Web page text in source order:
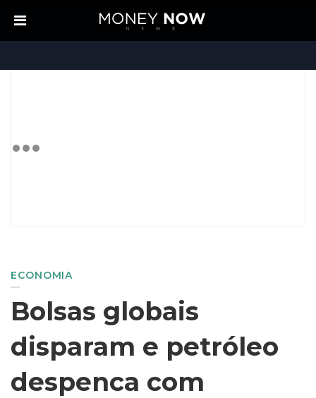
ECONOMIA
Bolsas globais
disparam e petróleo
despenca com